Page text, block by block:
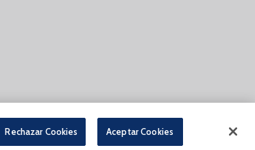
Rechazar Cookies Aceptar Cookies